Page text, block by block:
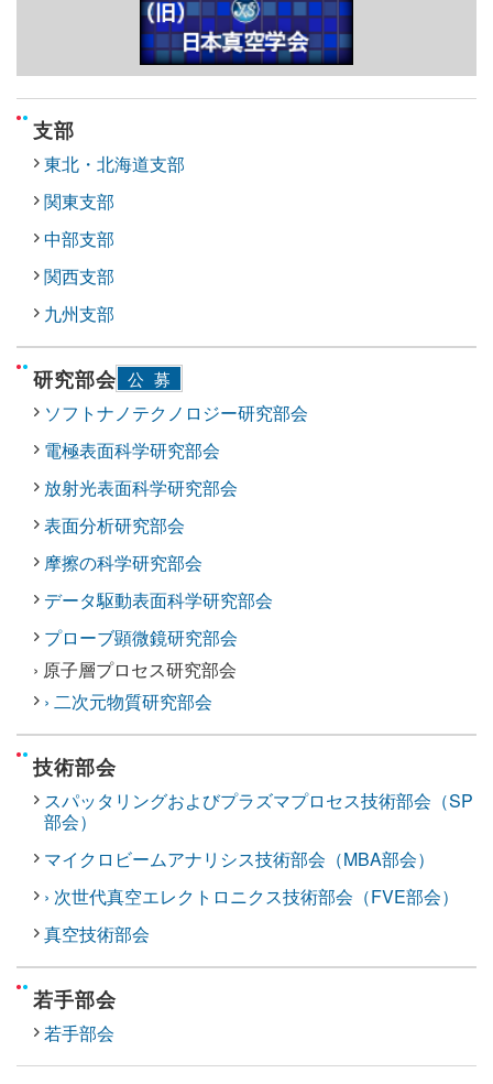
支部
東北・北海道支部
関東支部
中部支部
関西支部
九州支部
研究部会 公募
ソフトナノテクノロジー研究部会
電極表面科学研究部会
放射光表面科学研究部会
表面分析研究部会
摩擦の科学研究部会
データ駆動表面科学研究部会
プローブ顕微鏡研究部会
› 原子層プロセス研究部会
› 二次元物質研究部会
技術部会
スパッタリングおよびプラズマプロセス技術部会（SP
部会）
マイクロビームアナリシス技術部会（MBA部会）
› 次世代真空エレクトロニクス技術部会（FVE部会）
真空技術部会
若手部会
若手部会